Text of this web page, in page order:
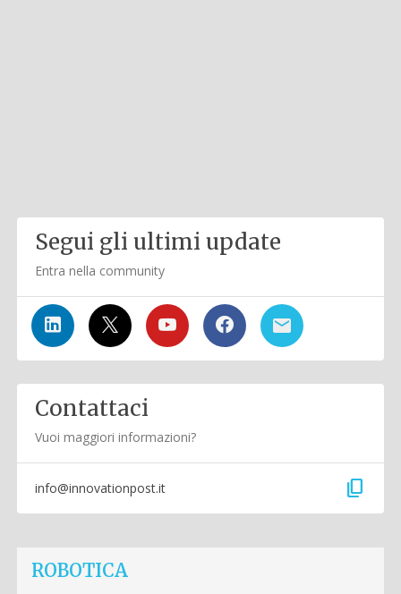
Segui gli ultimi update
Entra nella community
Contattaci
Vuoi maggiori informazioni?
info@innovationpost.it content_copy
ROBOTICA